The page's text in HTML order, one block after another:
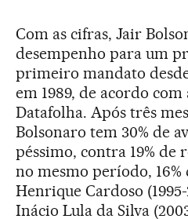
Com as cifras, Jair
desempenho para um
primeiro mandato
em 1989, de acordo
Datafolha. Após três
Bolsonaro tem 30% de
péssimo, contra 19% de
no mesmo período, 16%
Henrique Cardoso
Inácio Lula da Silva